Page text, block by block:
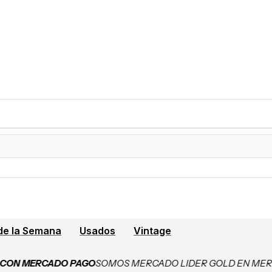
la Semana Usados Vintage
PAGOSOMOS MERCADO LIDER GOLD EN